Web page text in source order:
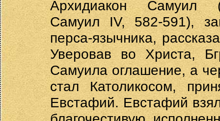
Архидиакон Самуил
Самуил IV, 582-591),
перса-язычника,
Уверовав во Христа,
Самуила оглашение, а
стал Католикосом,
Евстафий. Евстафий